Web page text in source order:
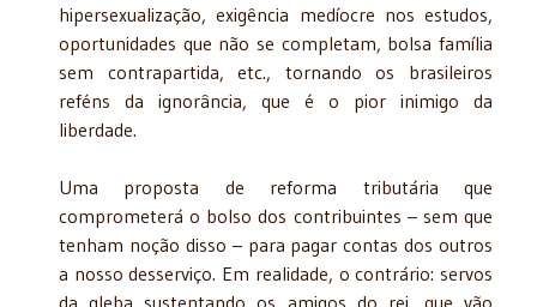
hipersexualização, exigência medíocre nos estudos,
oportunidades que não se completam, bolsa família
sem contrapartida, etc., tornando os brasileiros
reféns da ignorância, que é o pior inimigo da
liberdade.
Uma proposta de reforma tributária que
comprometerá o bolso dos contribuintes – sem que
tenham noção disso – para pagar contas dos outros
a nosso desserviço. Em realidade, o contrário: servos
da gleba sustentando os amigos do rei, que vão